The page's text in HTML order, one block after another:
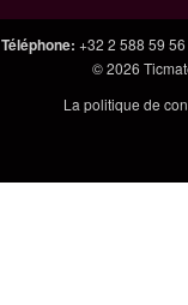
Téléphone: +32 2 588 59 56
© 2026
La politique de